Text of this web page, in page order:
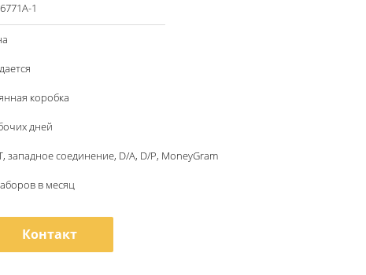
1
коробка
дней
западное соединение, D/A, D/P, MoneyGram
в месяц
Контакт